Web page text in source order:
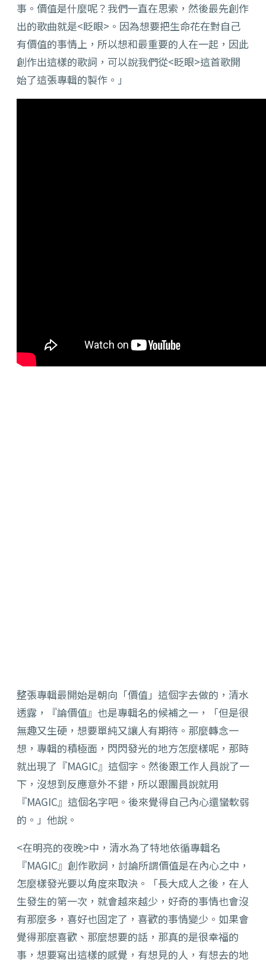
事。價值是什麼呢？我們一直在思索，然後最先創作
出的歌曲就是<眨眼>。因為想要把生命花在對自己
有價值的事情上，所以想和最重要的人在一起，因此
創作出這樣的歌詞，可以說我們從<眨眼>這首歌開
始了這張專輯的製作。」
整張專輯最開始是朝向「價值」這個字去做的，清水
透露，『論價值』也是專輯名的候補之一，「但是很
無趣又生硬，想要單純又讓人有期待。那麼轉念一
想，專輯的積極面，閃閃發光的地方怎麼樣呢，那時
就出現了『MAGIC』這個字。然後跟工作人員說了一
下，沒想到反應意外不錯，所以跟團員說就用
『MAGIC』這個名字吧。後來覺得自己內心還蠻軟弱
的。」他說。
<在明亮的夜晚>中，清水為了特地依循專輯名
『MAGIC』創作歌詞，討論所謂價值是在內心之中，
怎麼樣發光要以角度來取決。「長大成人之後，在人
生發生的第一次，就會越來越少，好奇的事情也會沒
有那麼多，喜好也固定了，喜歡的事情變少。如果會
覺得那麼喜歡、那麼想要的話，那真的是很幸福的
事，想要寫出這樣的感覺，有想見的人，有想去的地